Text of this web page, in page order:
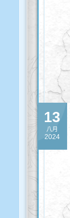
13
八月
2024